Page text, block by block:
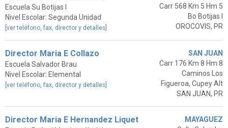
Escuela Su Botijas I
Nivel Escolar: Segunda Unidad
[ver teléfono, fax, director y detalles]
Carr 568 Km 5 Hm 5
Bo Botijas I
OROCOVIS, PR
Director Maria E Collazo
Escuela Salvador Brau
Nivel Escolar: Elemental
[ver teléfono, fax, director y detalles]
SAN JUAN
Carr 176 Km 8 Hm 8
Caminos Los
Figueroa, Cupey Alt
SAN JUAN, PR
Director Maria E Hernandez Liquet
MAYAGUEZ